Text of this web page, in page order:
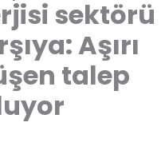
sektörü
Aşırı
talep